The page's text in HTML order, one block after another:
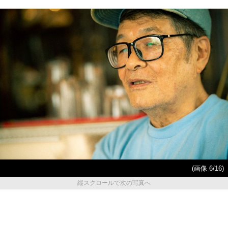
(画像 6/16)
縦スクロールで次の写真へ